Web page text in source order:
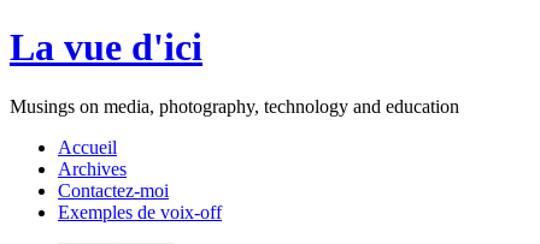
Aller
au
La vue d'ici
Musings on media, photography, technology and education
Accueil
Archives
Contactez-moi
Exemples de voix-off